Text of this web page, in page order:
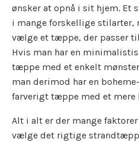
ønsker at opnå i sit hjem. Et
i mange forskellige stilarter,
vælge et tæppe, der passer
Hvis man har en
tæppe med et enkelt
man derimod har en
farverigt tæppe med et mere
Alt i alt er der mange
vælge det rigtige